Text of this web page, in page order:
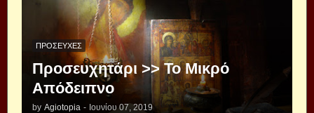
ΠΡΟΣΕΥΧΈΣ
Προσευχητάρι >> Το Μικρό
Απόδειπνο
by Agiotopia - Ιουνίου 07, 2019